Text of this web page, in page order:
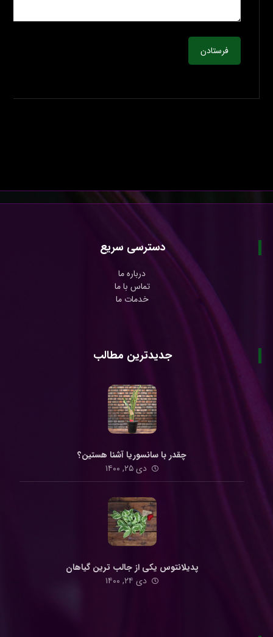
فرستادن
دسترسی سریع
درباره ما
تماس با ما
خدمات ما
جدیدترین مطالب
چقدر با سانسوریا آشنا هستین؟
دی ۲۵, ۱۴۰۰
پدیلانتوس یکی از جالب ترین گیاهان
دی ۲۴, ۱۴۰۰